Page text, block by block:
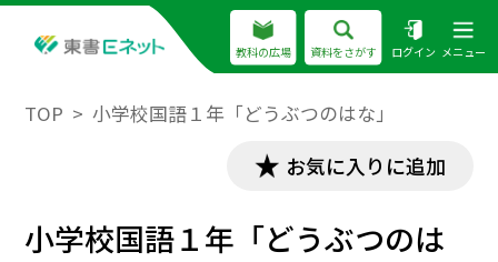
教科の広場 資料をさがす ログイン メニュー
TOP 小学校国語１年「どうぶつのはな」
お気に入りに追加
小学校国語１年「どうぶつのは